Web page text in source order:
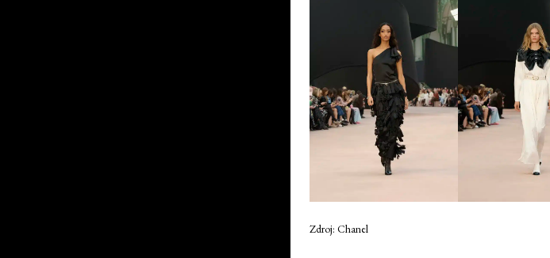
Zdroj: Chanel